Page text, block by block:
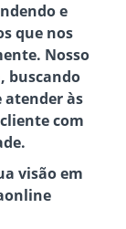
e
que nos
Nosso
buscando
atender às
com
visão em